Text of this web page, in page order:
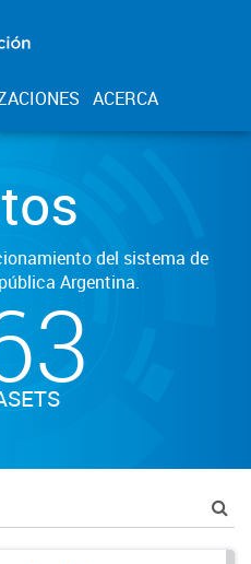
ACERCA
del sistema de
Argentina.